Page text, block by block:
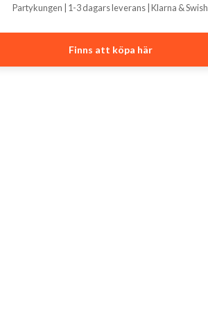
var:
Partykungen | 1-3 dagars leverans | Klarna & Swish
Finns att köpa här